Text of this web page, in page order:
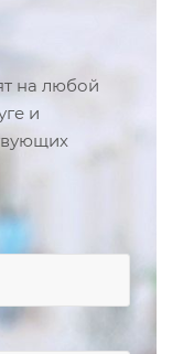
на любой
и